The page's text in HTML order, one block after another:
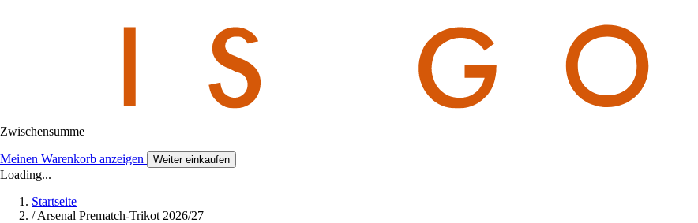
Zwischensumme
Meinen Warenkorb anzeigen Weiter einkaufen
Loading...
Startseite
/ Arsenal Prematch-Trikot 2026/27